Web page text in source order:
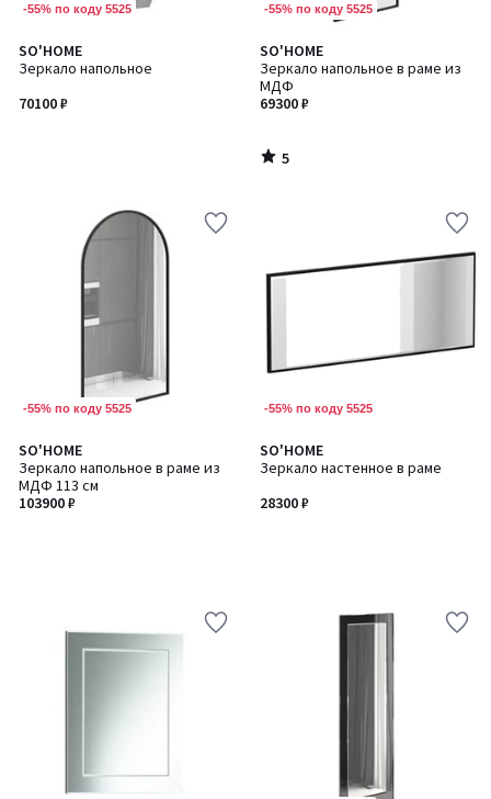
-55% по коду 5525
SO'HOME
Зеркало напольное
70100 ₽
-55% по коду 5525
SO'HOME
Зеркало напольное в раме из
МДФ
69300 ₽
5
/
5
5
/
-55% по коду 5525
SO'HOME
Зеркало напольное в раме из
МДФ 113 см
103900 ₽
-55% по коду 5525
SO'HOME
Зеркало настенное в раме
28300 ₽